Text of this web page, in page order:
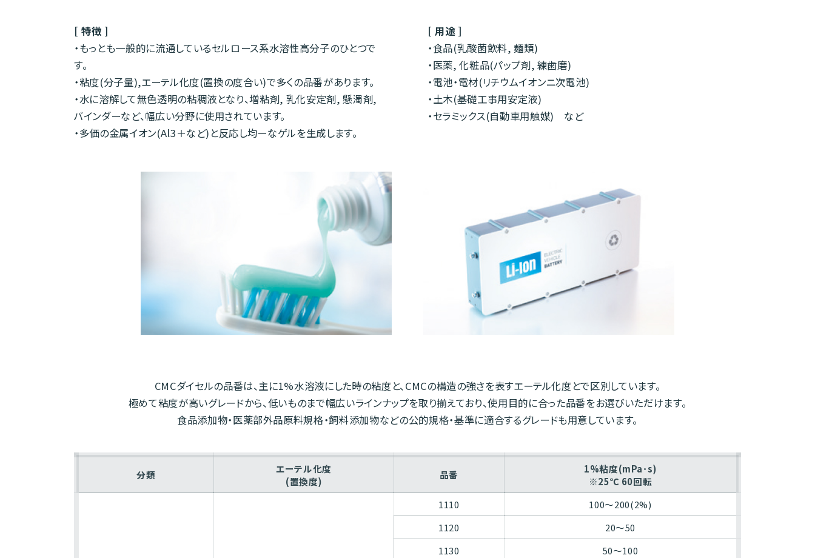
[ 特徴 ]
・もっとも一般的に流通しているセルロース系水溶性高分子のひとつで
す。
・粘度(分子量),エーテル化度(置換の度合い)で多くの品番があります。
・水に溶解して無色透明の粘稠液となり、増粘剤, 乳化安定剤, 懸濁剤,
バインダーなど、幅広い分野に使用されています。
・多価の金属イオン(Al3＋など)と反応し均ーなゲルを生成します。
[ 用途 ]
・食品(乳酸菌飲料, 麺類)
・医薬, 化粧品(パップ剤, 練歯磨)
・電池・電材(リチウムイオンニ次電池)
・土木(基礎工事用安定液)
・セラミックス(自動車用触媒) など
CMCダイセルの品番は、主に1%水溶液にした時の粘度と、CMCの構造の強さを表すエーテル化度とで区別しています。
極めて粘度が高いグレードから、低いものまで幅広いラインナップを取り揃えており、使用目的に合った品番をお選びいただけます。
食品添加物・医薬部外品原料規格・飼料添加物などの公的規格・基準に適合するグレードも用意しています。
分類
エーテル化度
(置換度)
品番
1%粘度(mPa･s)
※25℃ 60回転
1110
100〜200(2%)
1120
20〜50
1130
50〜100